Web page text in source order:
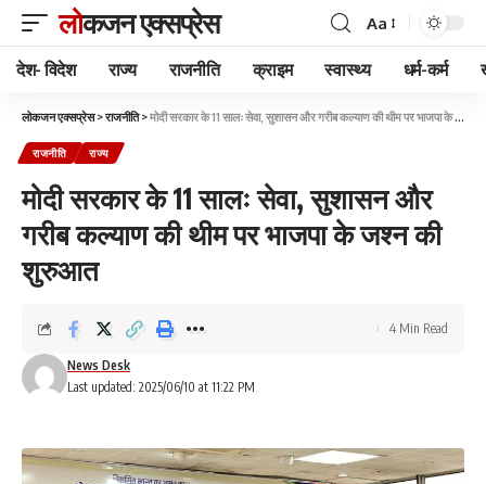
लोकजन एक्सप्रेस Aa
देश- विदेश राज्य राजनीति क्राइम स्वास्थ्य धर्म-कर्म
लोकजन एक्सप्रेस>राजनीति>मोदी सरकार के 11 सालः सेवा, सुशासन और गरीब कल्याण की थीम पर भाजपा के जश्न की शुरुआत
राजनीति राज्य
मोदी सरकार के 11 सालः सेवा, सुशासन और
गरीब कल्याण की थीम पर भाजपा के जश्न की
शुरुआत
Last updated: 2025/06/10 at 11:22 PM
News Desk
4 Min Read